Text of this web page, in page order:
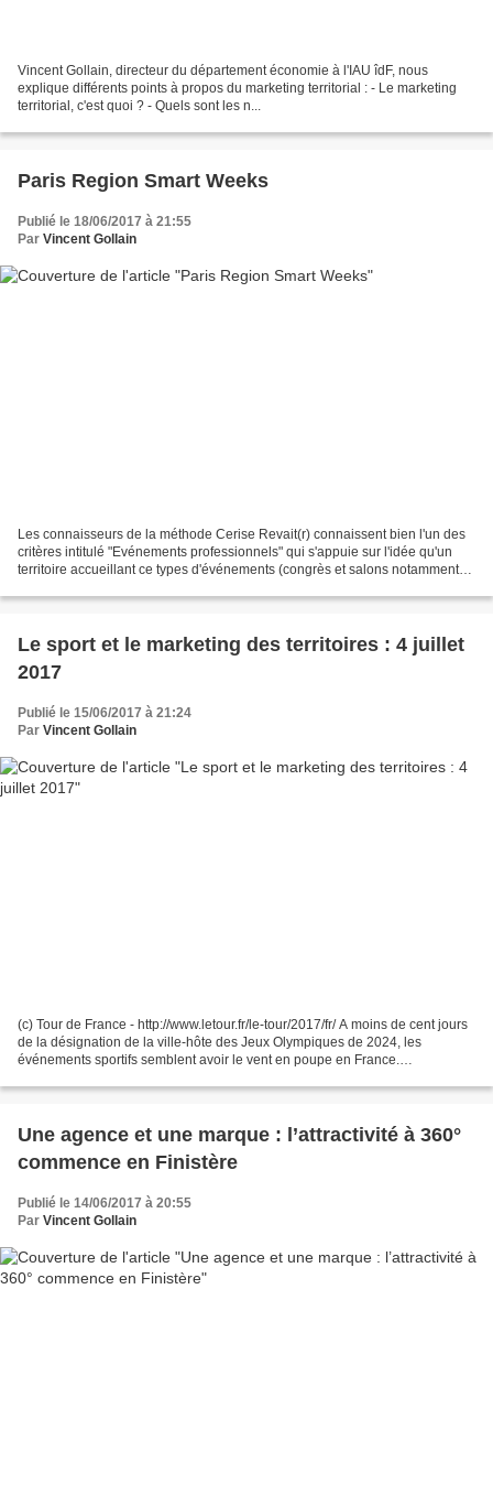
Vincent Gollain, directeur du département économie à l'IAU îdF, nous
explique différents points à propos du marketing territorial : - Le marketing
territorial, c'est quoi ? - Quels sont les n...
Paris Region Smart Weeks
Publié le 18/06/2017 à 21:55
Par Vincent Gollain
Les connaisseurs de la méthode Cerise Revait(r) connaissent bien l'un des
critères intitulé "Evénements professionnels" qui s'appuie sur l'idée qu'un
territoire accueillant ce types d'événements (congrès et salons notamment)
Le sport et le marketing des territoires : 4 juillet
2017
Publié le 15/06/2017 à 21:24
Par Vincent Gollain
(c) Tour de France - http://www.letour.fr/le-tour/2017/fr/ A moins de cent jours
de la désignation de la ville-hôte des Jeux Olympiques de 2024, les
événements sportifs semblent avoir le vent en poupe en France.
Une agence et une marque : l’attractivité à 360°
commence en Finistère
Publié le 14/06/2017 à 20:55
Par Vincent Gollain